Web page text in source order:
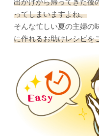
出かけから帰ってきた後
ってしまいますよね。
そんな忙しい夏の主婦の
に作れるお助けレシピを